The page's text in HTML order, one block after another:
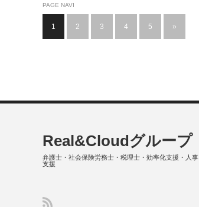
PAGE NAVI
1 2 3 4 5 »
Real&Cloudグループ
弁護士・社会保険労務士・税理士・効率化支援・人事
支援